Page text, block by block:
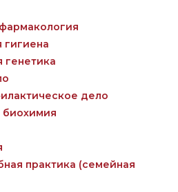
генетика
дело
практика (семейная